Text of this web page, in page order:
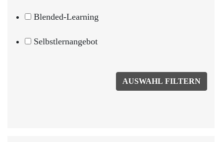
Blended-Learning
Selbstlernangebot